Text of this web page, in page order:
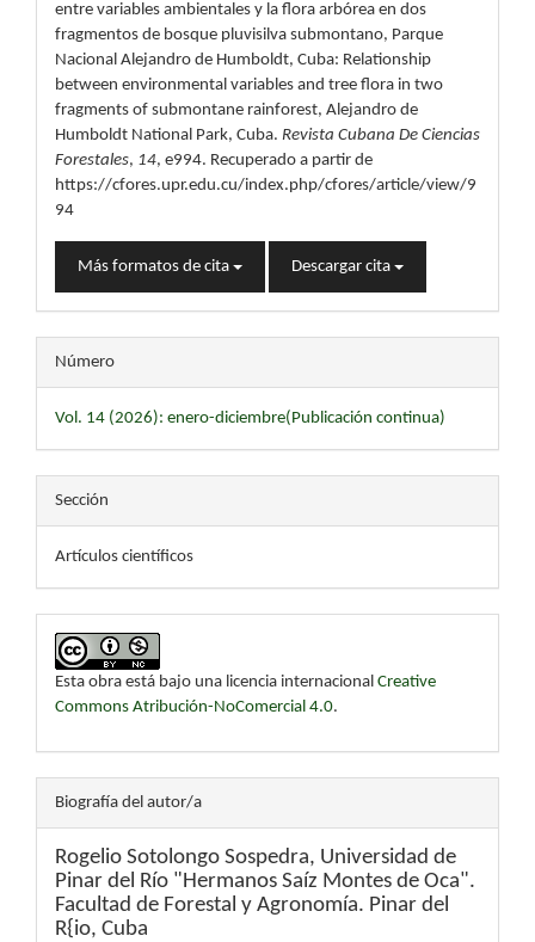
entre variables ambientales y la flora arbórea en dos
fragmentos de bosque pluvisilva submontano, Parque
Nacional Alejandro de Humboldt, Cuba: Relationship
between environmental variables and tree flora in two
fragments of submontane rainforest, Alejandro de
Humboldt National Park, Cuba. Revista Cubana De Ciencias
Forestales, 14, e994. Recuperado a partir de
https://cfores.upr.edu.cu/index.php/cfores/article/view/9
94
Más formatos de cita Descargar cita
Número
Vol. 14 (2026): enero-diciembre(Publicación continua)
Sección
Artículos científicos
Esta obra está bajo una licencia internacional Creative
Commons Atribución-NoComercial 4.0.
Biografía del autor/a
Rogelio Sotolongo Sospedra, Universidad de
Pinar del Río "Hermanos Saíz Montes de Oca".
Facultad de Forestal y Agronomía. Pinar del
R{io, Cuba